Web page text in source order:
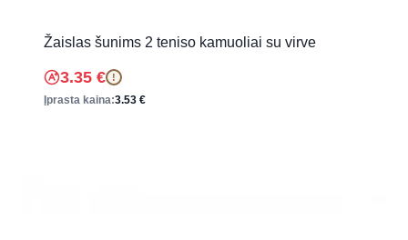
Žaislas šunims 2 teniso kamuoliai su virve
3.35 € !
Įprasta kaina:3.53 €